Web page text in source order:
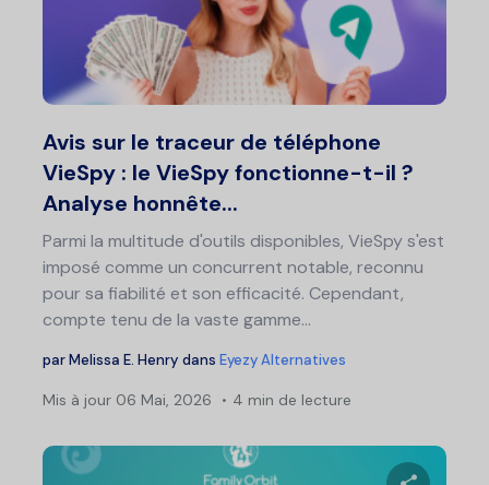
Avis sur le traceur de téléphone
VieSpy : le VieSpy fonctionne-t-il ?
Analyse honnête...
Parmi la multitude d'outils disponibles, VieSpy s'est
imposé comme un concurrent notable, reconnu
pour sa fiabilité et son efficacité. Cependant,
compte tenu de la vaste gamme...
parMelissa E. Henry dans Eyezy Alternatives
Mis à jour 06 Mai, 2026 4 min de lecture